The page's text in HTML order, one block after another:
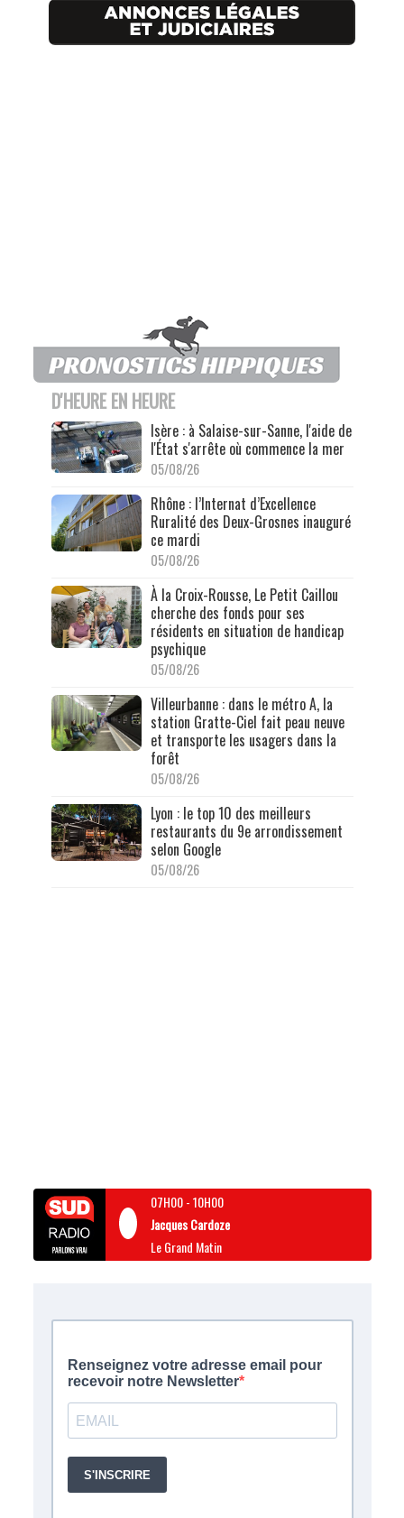
D'HEURE EN HEURE
Isère : à Salaise-sur-Sanne, l'aide de
l'État s'arrête où commence la mer
05/08/26
Rhône : l’Internat d’Excellence
Ruralité des Deux-Grosnes inauguré
ce mardi
05/08/26
À la Croix-Rousse, Le Petit Caillou
cherche des fonds pour ses
résidents en situation de handicap
psychique
05/08/26
Villeurbanne : dans le métro A, la
station Gratte-Ciel fait peau neuve
et transporte les usagers dans la
forêt
05/08/26
Lyon : le top 10 des meilleurs
restaurants du 9e arrondissement
selon Google
05/08/26
07H00-10H00
Jacques Cardoze
Le Grand Matin